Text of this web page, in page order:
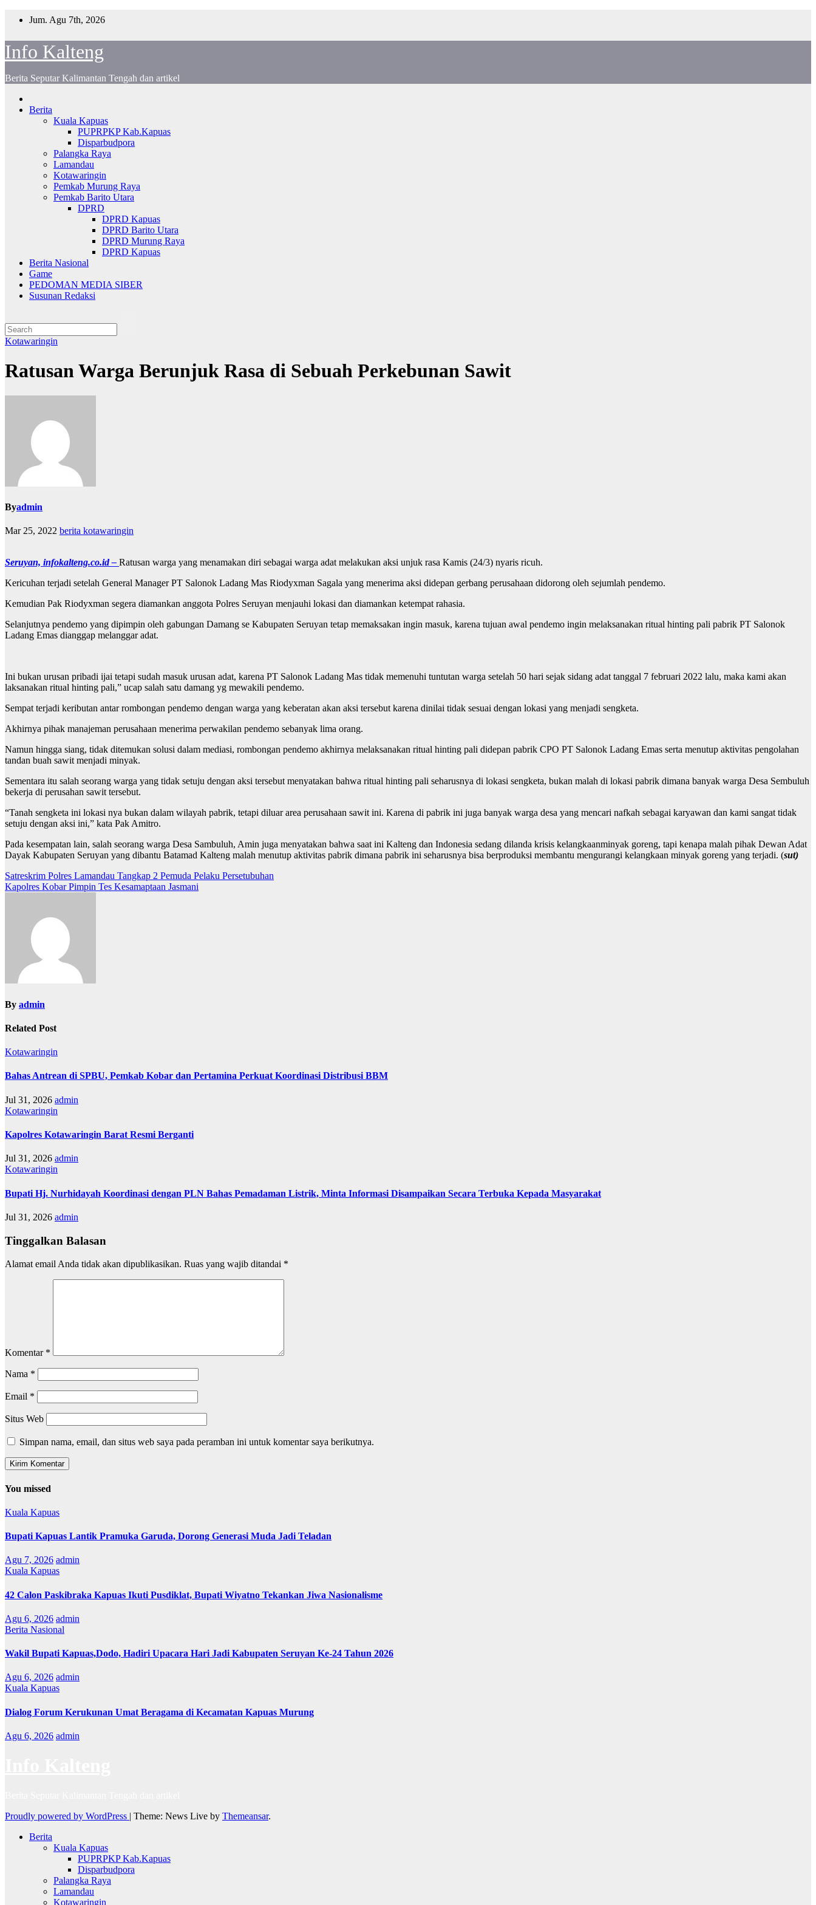
Jum. Agu 7th, 2026
Info Kalteng
Berita Seputar Kalimantan Tengah dan artikel
Berita
Kuala Kapuas
PUPRPKP Kab.Kapuas
Disparbudpora
Palangka Raya
Lamandau
Kotawaringin
Pemkab Murung Raya
Pemkab Barito Utara
DPRD
DPRD Kapuas
DPRD Barito Utara
DPRD Murung Raya
DPRD Kapuas
Berita Nasional
Game
PEDOMAN MEDIA SIBER
Susunan Redaksi
Kotawaringin
Ratusan Warga Berunjuk Rasa di Sebuah Perkebunan Sawit
Byadmin
Mar 25, 2022 berita kotawaringin
Seruyan, infokalteng.co.id – Ratusan warga yang menamakan diri sebagai warga adat melakukan aksi unjuk rasa Kamis (24/3) nyaris ricuh.
Kericuhan terjadi setelah General Manager PT Salonok Ladang Mas Riodyxman Sagala yang menerima aksi didepan gerbang perusahaan didorong oleh sejumlah pendemo.
Kemudian Pak Riodyxman segera diamankan anggota Polres Seruyan menjauhi lokasi dan diamankan ketempat rahasia.
Selanjutnya pendemo yang dipimpin oleh gabungan Damang se Kabupaten Seruyan tetap memaksakan ingin masuk, karena tujuan awal pendemo ingin melaksanakan ritual hinting pali pabrik PT Salonok
Ladang Emas dianggap melanggar adat.
Ini bukan urusan pribadi ijai tetapi sudah masuk urusan adat, karena PT Salonok Ladang Mas tidak memenuhi tuntutan warga setelah 50 hari sejak sidang adat tanggal 7 februari 2022 lalu, maka kami akan
laksanakan ritual hinting pali,” ucap salah satu damang yg mewakili pendemo.
Sempat terjadi keributan antar rombongan pendemo dengan warga yang keberatan akan aksi tersebut karena dinilai tidak sesuai dengan lokasi yang menjadi sengketa.
Akhirnya pihak manajeman perusahaan menerima perwakilan pendemo sebanyak lima orang.
Namun hingga siang, tidak ditemukan solusi dalam mediasi, rombongan pendemo akhirnya melaksanakan ritual hinting pali didepan pabrik CPO PT Salonok Ladang Emas serta menutup aktivitas pengolahan
tandan buah sawit menjadi minyak.
Sementara itu salah seorang warga yang tidak setuju dengan aksi tersebut menyatakan bahwa ritual hinting pali seharusnya di lokasi sengketa, bukan malah di lokasi pabrik dimana banyak warga Desa Sembuluh
bekerja di perusahan sawit tersebut.
“Tanah sengketa ini lokasi nya bukan dalam wilayah pabrik, tetapi diluar area perusahaan sawit ini. Karena di pabrik ini juga banyak warga desa yang mencari nafkah sebagai karyawan dan kami sangat tidak
setuju dengan aksi ini,” kata Pak Amitro.
Pada kesempatan lain, salah seorang warga Desa Sambuluh, Amin juga menyatakan bahwa saat ini Kalteng dan Indonesia sedang dilanda krisis kelangkaanminyak goreng, tapi kenapa malah pihak Dewan Adat
Dayak Kabupaten Seruyan yang dibantu Batamad Kalteng malah menutup aktivitas pabrik dimana pabrik ini seharusnya bisa berproduksi membantu mengurangi kelangkaan minyak goreng yang terjadi. (sut)
Navigasi
pos
Satreskrim Polres Lamandau Tangkap 2 Pemuda Pelaku Persetubuhan
Kapolres Kobar Pimpin Tes Kesamaptaan Jasmani
By admin
Related Post
Kotawaringin
Bahas Antrean di SPBU, Pemkab Kobar dan Pertamina Perkuat Koordinasi Distribusi BBM
Jul 31, 2026 admin
Kotawaringin
Kapolres Kotawaringin Barat Resmi Berganti
Jul 31, 2026 admin
Kotawaringin
Bupati Hj. Nurhidayah Koordinasi dengan PLN Bahas Pemadaman Listrik, Minta Informasi Disampaikan Secara Terbuka Kepada Masyarakat
Jul 31, 2026 admin
Tinggalkan Balasan
Alamat email Anda tidak akan dipublikasikan. Ruas yang wajib ditandai *
Komentar *
Nama *
Email *
Situs Web
Simpan nama, email, dan situs web saya pada peramban ini untuk komentar saya berikutnya.
You missed
Kuala Kapuas
Bupati Kapuas Lantik Pramuka Garuda, Dorong Generasi Muda Jadi Teladan
Agu 7, 2026 admin
Kuala Kapuas
42 Calon Paskibraka Kapuas Ikuti Pusdiklat, Bupati Wiyatno Tekankan Jiwa Nasionalisme
Agu 6, 2026 admin
Berita Nasional
Wakil Bupati Kapuas,Dodo, Hadiri Upacara Hari Jadi Kabupaten Seruyan Ke-24 Tahun 2026
Agu 6, 2026 admin
Kuala Kapuas
Dialog Forum Kerukunan Umat Beragama di Kecamatan Kapuas Murung
Agu 6, 2026 admin
Proudly powered by WordPress | Theme: News Live by Themeansar.
Berita
Kuala Kapuas
PUPRPKP Kab.Kapuas
Disparbudpora
Palangka Raya
Lamandau
Kotawaringin